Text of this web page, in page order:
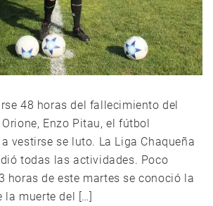
48 horas del fallecimiento del
Enzo Pitau, el fútbol
vestirse se luto. La Liga Chaqueña
todas las actividades. Poco
horas de este martes se conoció la
la muerte del […]